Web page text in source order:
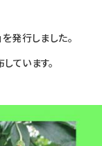
発行しました。
ています。